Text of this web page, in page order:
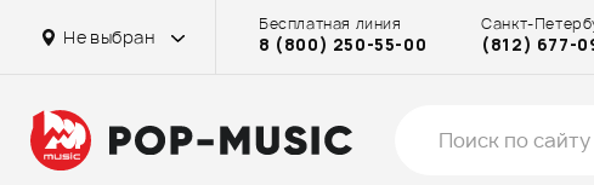
Не выбран
Бесплатная линия
8 (800) 250-55-00
Санкт-
(812) 677-